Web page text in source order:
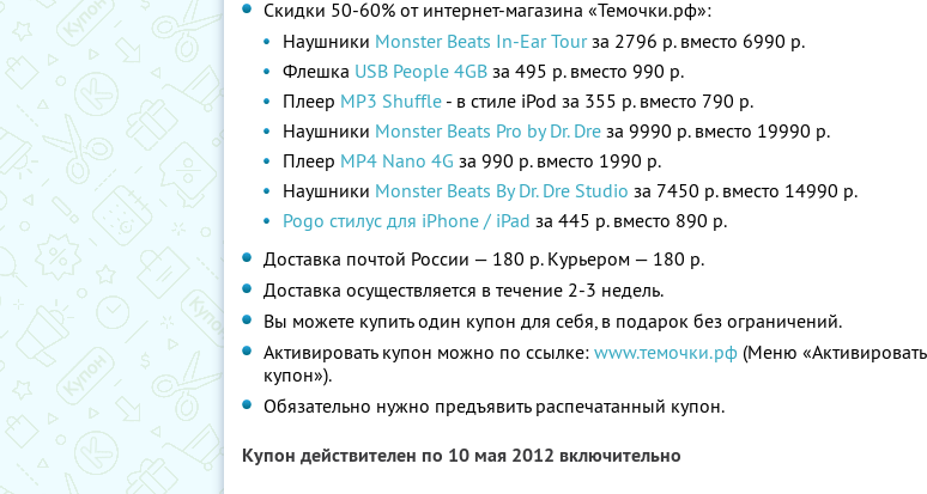
Скидки 50-60% от интернет-магазина «Темочки.рф»:
Наушники Monster Beats In-Ear Tourза 2796 р. вместо 6990 р.
Флешка USB People 4GB за 495 р. вместо 990 р.
Плеер MP3 Shuffle - в стиле iPod за 355 р. вместо 790 р.
Наушники Monster Beats Pro by Dr. Dre за 9990 р. вместо 19990 р.
Плеер MP4 Nano 4G за 990 р. вместо 1990 р.
Наушники Monster Beats By Dr. Dre Studio за 7450 р. вместо 14990 р.
Pogo стилус для iPhone / iPad за 445 р. вместо 890 р.
Доставка почтой России — 180 р. Курьером — 180 р.
Доставка осуществляется в течение 2-3 недель.
Вы можете купить один купон для себя, в подарок без ограничений.
Активировать купон можно по ссылке: www.темочки.рф (Меню «Активировать
купон»).
Обязательно нужно предъявить распечатанный купон.
Купон действителен по 10 мая 2012 включительно